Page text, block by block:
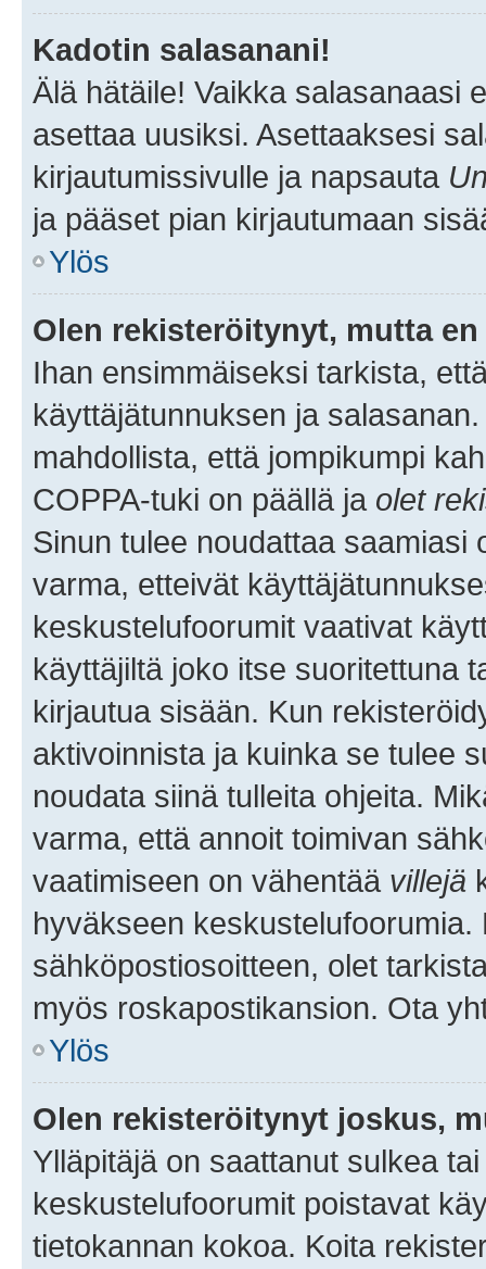
Kadotin salasanani!
Älä hätäile! Vaikka salasanaasi
asettaa uusiksi. Asettaaksesi
kirjautumissivulle ja napsauta
ja pääset pian kirjautumaan
Ylös
Olen rekisteröitynyt, mutta
Ihan ensimmäiseksi tarkista,
käyttäjätunnuksen ja
mahdollista, että jompikumpi
COPPA-tuki on päällä ja olet
Sinun tulee noudattaa saamiasi
varma, etteivät
keskustelufoorumit vaativat
käyttäjiltä joko itse suoritettuna
kirjautua sisään. Kun
aktivoinnista ja kuinka se tulee
noudata siinä tulleita ohjeita.
varma, että annoit toimivan
vaatimiseen on vähentää villejä
hyväkseen
sähköpostiosoitteen, olet
myös roskapostikansion. Ota
Ylös
Olen rekisteröitynyt joskus,
Ylläpitäjä on saattanut sulkea
keskustelufoorumit poistavat
tietokannan kokoa. Koita